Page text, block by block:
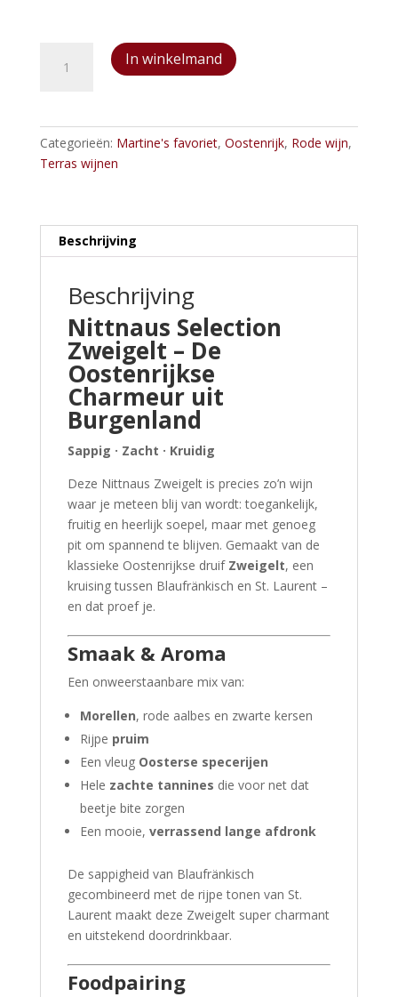
Selection
In winkelmand
Categorieën: Martine's favoriet, Oostenrijk, Rode wijn,
Terras wijnen
Beschrijving
Beschrijving
Nittnaus Selection
Zweigelt – De
Oostenrijkse
Charmeur uit
Burgenland
Sappig · Zacht · Kruidig
Deze Nittnaus Zweigelt is precies zo’n wijn
waar je meteen blij van wordt: toegankelijk,
fruitig en heerlijk soepel, maar met genoeg
pit om spannend te blijven. Gemaakt van de
klassieke Oostenrijkse druif Zweigelt, een
kruising tussen Blaufränkisch en St. Laurent –
en dat proef je.
Smaak & Aroma
Een onweerstaanbare mix van:
Morellen, rode aalbes en zwarte kersen
Rijpe pruim
Een vleug Oosterse specerijen
Hele zachte tannines die voor net dat
beetje bite zorgen
Een mooie, verrassend lange afdronk
De sappigheid van Blaufränkisch
gecombineerd met de rijpe tonen van St.
Laurent maakt deze Zweigelt super charmant
en uitstekend doordrinkbaar.
Foodpairing